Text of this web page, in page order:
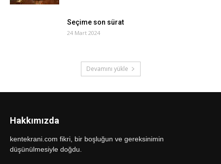
Seçime son sürat
24 Mart 2024
Devamını yükle
Hakkımızda
kentekrani.com fikri, bir boşluğun ve gereksinimin
düşünülmesiyle doğdu.